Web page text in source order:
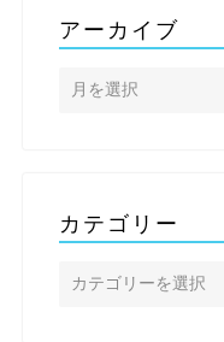
アーカイブ
カテゴリー